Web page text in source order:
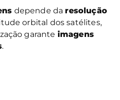
depende da resolução
orbital dos satélites,
garante imagens
.